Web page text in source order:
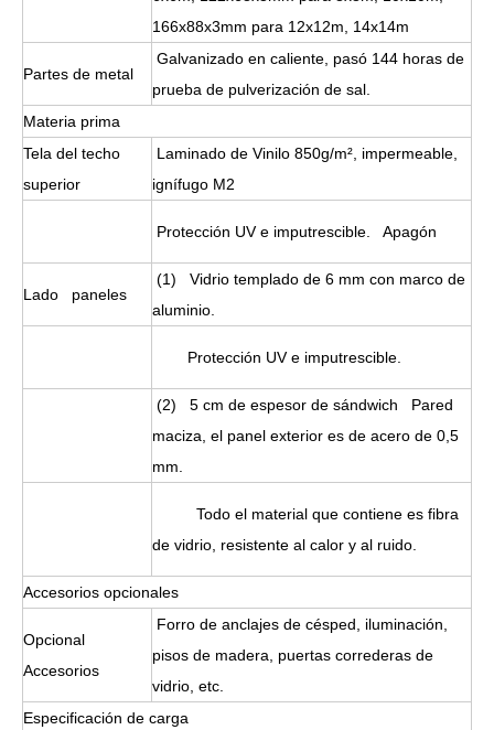
166x88x3mm para 12x12m, 14x14m
Partes de metal
Galvanizado en caliente, pasó 144 horas de
prueba de pulverización de sal.
Materia prima
Tela del techo
superior
Laminado de Vinilo 850g/m², impermeable,
ignífugo M2
Protección UV e imputrescible. Apagón
Lado paneles
(1) Vidrio templado de 6 mm con marco de
aluminio.
Protección UV e imputrescible.
(2) 5 cm de espesor de sándwich Pared
maciza, el panel exterior es de acero de 0,5
mm.
Todo el material que contiene es fibra
de vidrio, resistente al calor y al ruido.
Accesorios opcionales
Opcional
Accesorios
Forro de anclajes de césped, iluminación,
pisos de madera, puertas correderas de
vidrio, etc.
Especificación de carga